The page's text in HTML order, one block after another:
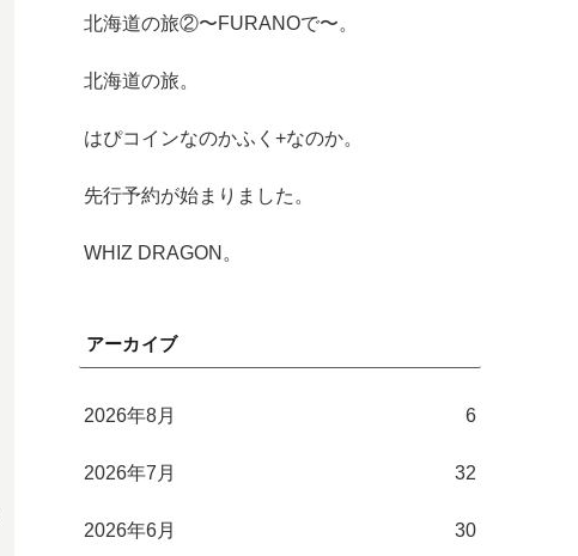
北海道の旅②〜FURANOで〜。
北海道の旅。
はぴコインなのかふく+なのか。
先行予約が始まりました。
WHIZ DRAGON。
アーカイブ
2026年8月 6
2026年7月 32
2026年6月 30